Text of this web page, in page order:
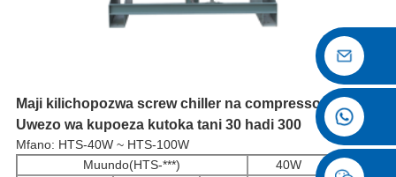
Maji kilichopozwa screw chiller na compressor moja
Uwezo wa kupoeza kutoka tani 30 hadi 300
Mfano: HTS-40W ~ HTS-100W
Muundo(HTS-***)
40W 50W